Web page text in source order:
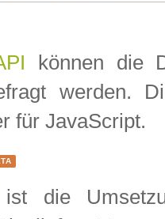
können die
werden.
für JavaScript.
ist die